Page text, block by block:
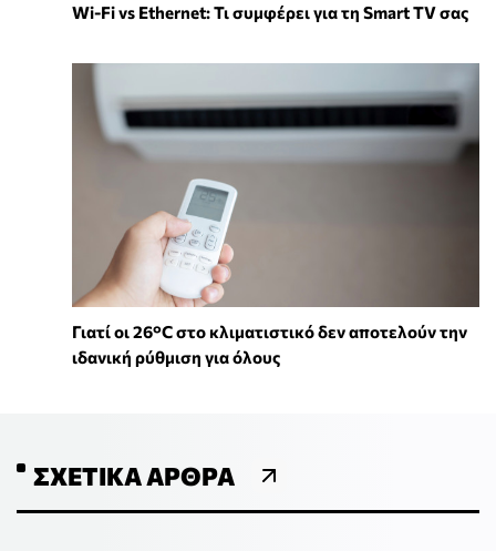
Wi-Fi vs Ethernet: Τι συμφέρει για τη Smart TV σας
Γιατί οι 26°C στο κλιματιστικό δεν αποτελούν την
ιδανική ρύθμιση για όλους
ΣΧΕΤΙΚΆ ΆΡΘΡΑ